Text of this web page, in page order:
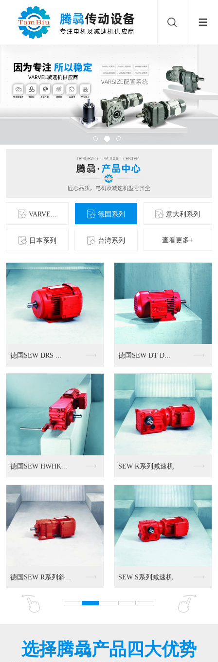
VARVE... 德国系列 意大利系列
日本系列 台湾系列 查看更多+
VF系列减速机 F 系列交流刹车马达
高效电机 直流刹车马达
T系列的标准电机 MT全系列
选择腾骉产品四大优势